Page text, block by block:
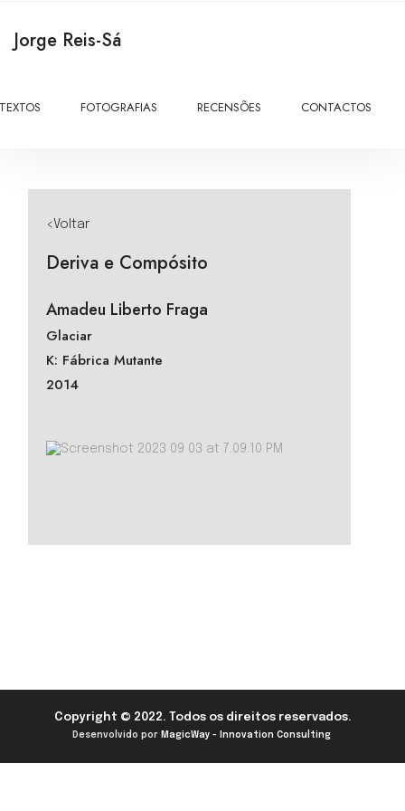
Jorge Reis-Sá
TEXTOS FOTOGRAFIAS RECENSÕES CONTACTOS
<Voltar
Deriva e Compósito
Amadeu Liberto Fraga
Glaciar
K: Fábrica Mutante
2014
Copyright © 2022. Todos os direitos reservados.
Desenvolvido por MagicWay - Innovation Consulting